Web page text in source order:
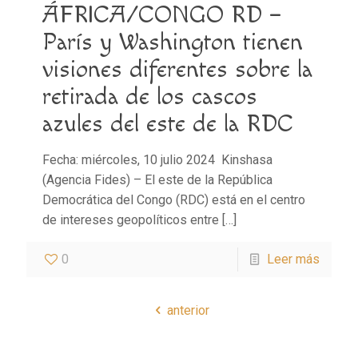
ÁFRICA/CONGO RD –
París y Washington tienen
visiones diferentes sobre la
retirada de los cascos
azules del este de la RDC
Fecha: miércoles, 10 julio 2024 Kinshasa
(Agencia Fides) – El este de la República
Democrática del Congo (RDC) está en el centro
de intereses geopolíticos entre […]
0 Leer más
anterior